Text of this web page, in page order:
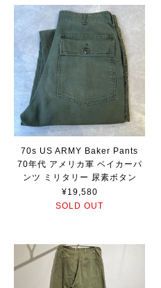
70s US ARMY Baker Pants
70年代 アメリカ軍 ベイカーパ
ンツ ミリタリー 尿素ボタン
¥19,580
SOLD OUT